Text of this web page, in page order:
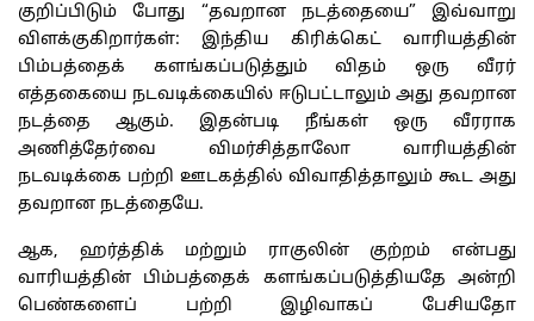
குறிப்பிடும் போது “தவறான நடத்தையை” இவ்வாறு
விளக்குகிறார்கள்: இந்திய கிரிக்கெட் வாரியத்தின்
பிம்பத்தைக் களங்கப்படுத்தும் விதம் ஒரு வீரர்
எத்தகையை நடவடிக்கையில் ஈடுபட்டாலும் அது தவறான
நடத்தை ஆகும். இதன்படி நீங்கள் ஒரு வீரராக
அணித்தேர்வை விமர்சித்தாலோ வாரியத்தின்
நடவடிக்கை பற்றி ஊடகத்தில் விவாதித்தாலும் கூட அது
தவறான நடத்தையே.
ஆக, ஹர்த்திக் மற்றும் ராகுலின் குற்றம் என்பது
வாரியத்தின் பிம்பத்தைக் களங்கப்படுத்தியதே அன்றி
பெண்களைப் பற்றி இழிவாகப் பேசியதோ